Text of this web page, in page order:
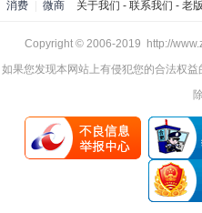
消费 微商 关于我们 - 联系我们 - 老
Copyright © 2006-2019 http://
如果您发现本网站上有侵犯您的合法权